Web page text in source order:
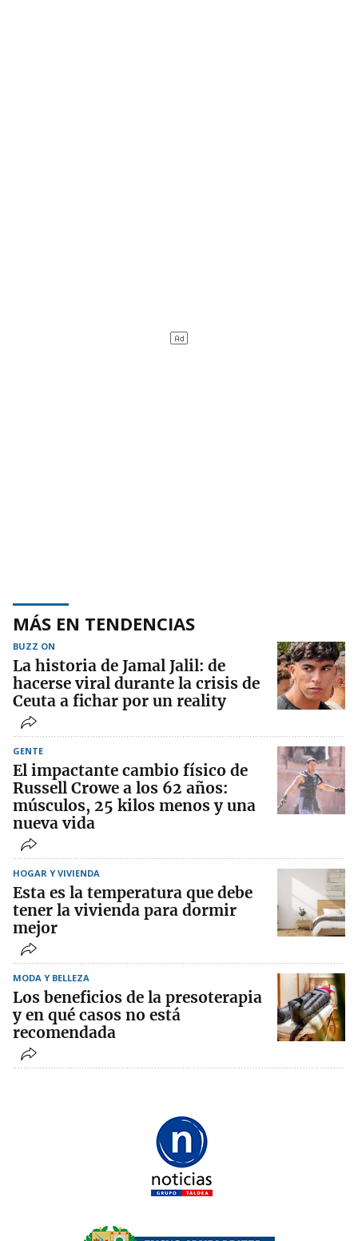
MÁS EN TENDENCIAS
BUZZ ON
La historia de Jamal Jalil: de
hacerse viral durante la crisis de
Ceuta a fichar por un reality
GENTE
El impactante cambio físico de
Russell Crowe a los 62 años:
músculos, 25 kilos menos y una
nueva vida
HOGAR Y VIVIENDA
Esta es la temperatura que debe
tener la vivienda para dormir
mejor
MODA Y BELLEZA
Los beneficios de la presoterapia
y en qué casos no está
recomendada